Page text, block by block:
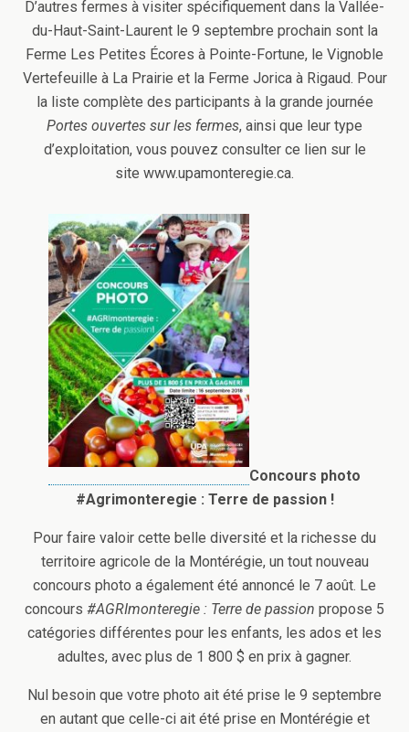
D’autres fermes à visiter spécifiquement dans la Vallée-
du-Haut-Saint-Laurent le 9 septembre prochain sont la
Ferme Les Petites Écores à Pointe-Fortune, le Vignoble
Vertefeuille à La Prairie et la Ferme Jorica à Rigaud. Pour
la liste complète des participants à la grande journée
Portes ouvertes sur les fermes, ainsi que leur type
d’exploitation, vous pouvez consulter ce lien sur le
site www.upamonteregie.ca.
Concours photo
#Agrimonteregie : Terre de passion !
Pour faire valoir cette belle diversité et la richesse du
territoire agricole de la Montérégie, un tout nouveau
concours photo a également été annoncé le 7 août. Le
concours #AGRImonteregie : Terre de passion propose 5
catégories différentes pour les enfants, les ados et les
adultes, avec plus de 1 800 $ en prix à gagner.
Nul besoin que votre photo ait été prise le 9 septembre
en autant que celle-ci ait été prise en Montérégie et